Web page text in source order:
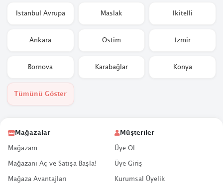
İstanbul Avrupa Maslak İkitelli
Ankara Ostim İzmir
Bornova Karabağlar Konya
Tümünü Göster
Mağazalar
Mağazam
Mağazanı Aç ve Satışa Başla!
Mağaza Avantajları
Müşteriler
Üye Ol
Üye Giriş
Kurumsal Üyelik